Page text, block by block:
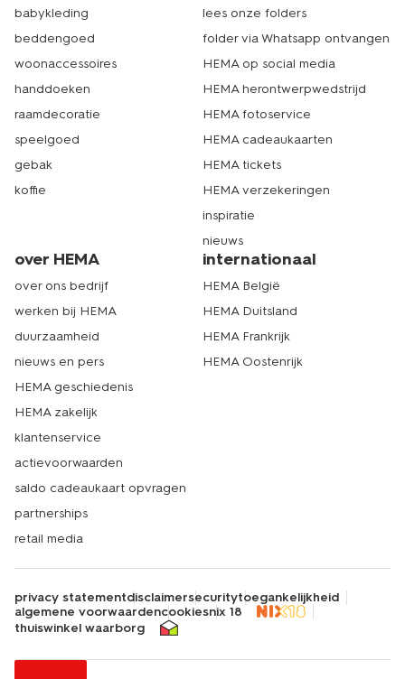
babykleding
beddengoed
woonaccessoires
handdoeken
raamdecoratie
speelgoed
gebak
koffie
lees onze folders
folder via Whatsapp ontvangen
HEMA op social media
HEMA herontwerpwedstrijd
HEMA fotoservice
HEMA cadeaukaarten
HEMA tickets
HEMA verzekeringen
inspiratie
nieuws
over HEMA
over ons bedrijf
werken bij HEMA
duurzaamheid
nieuws en pers
HEMA geschiedenis
HEMA zakelijk
klantenservice
actievoorwaarden
saldo cadeaukaart opvragen
partnerships
retail media
internationaal
HEMA België
HEMA Duitsland
HEMA Frankrijk
HEMA Oostenrijk
privacy statementdisclaimersecuritytoegankelijkheid
algemene voorwaardencookiesnix 18
thuiswinkel waarborg